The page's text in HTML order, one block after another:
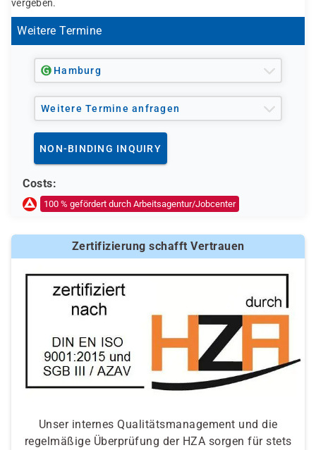
vergeben.
Weitere Termine
Hamburg
Weitere Termine anfragen
NON-BINDING INQUIRY
Costs:
100 % gefördert durch Arbeitsagentur/Jobcenter
Zertifizierung schafft Vertrauen
Unser internes Qualitätsmanagement und die
regelmäßige Überprüfung der HZA sorgen für stets